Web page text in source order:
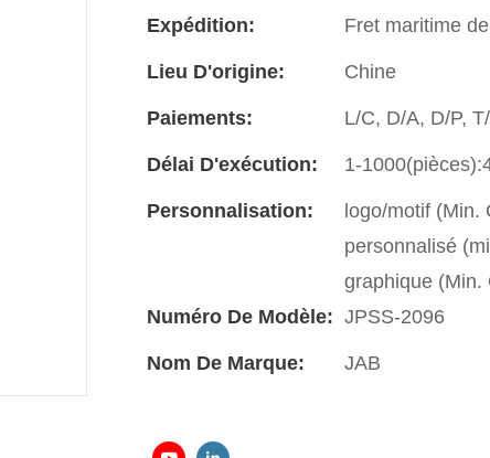
Expédition: Fret maritime
Lieu D'origine: Chine
Paiements: L/C, D/A, D/P,
Délai D'exécution: 1-
Personnalisation:
logo/motif (Min.
personnalisé
graphique (Min.
Numéro De Modèle: JPSS-2096
Nom De Marque: JAB